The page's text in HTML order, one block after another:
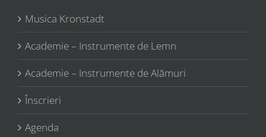
Musica Kronstadt
Academie – Instrumente de Lemn
Academie – Instrumente de Alămuri
Înscrieri
Agenda